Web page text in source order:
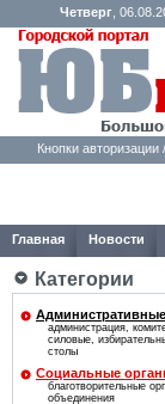
Четверг,
Кнопки авторизации
Главная Новости
Категории
администрация,
силовые,
столы
Социальные
благотворительные
объединения